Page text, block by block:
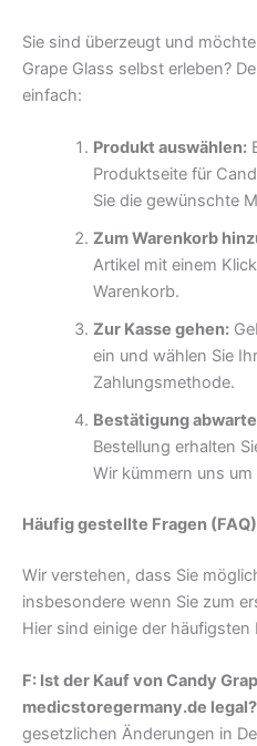
Sie sind überzeugt und
Grape Glass selbst erleben?
einfach:
Produkt auswählen:
Produktseite für
Sie die gewünschte
Zum Warenkorb
Artikel mit einem
Warenkorb.
Zur Kasse gehen:
ein und wählen Sie
Zahlungsmethode.
Bestätigung
Bestellung erhalten
Wir kümmern uns um
Häufig gestellte Fragen (FAQ)
Wir verstehen, dass Sie
insbesondere wenn Sie zum
Hier sind einige der häufigsten
F: Ist der Kauf von Candy
medicstoregermany.de legal?
gesetzlichen Änderungen in